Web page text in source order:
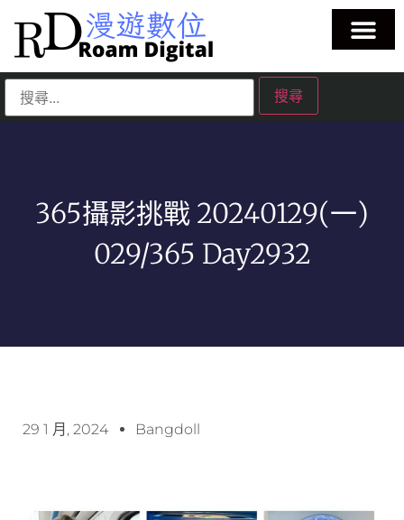
365攝影挑戰 20240129(一)
029/365 Day2932
29 1 月, 2024 Bangdoll